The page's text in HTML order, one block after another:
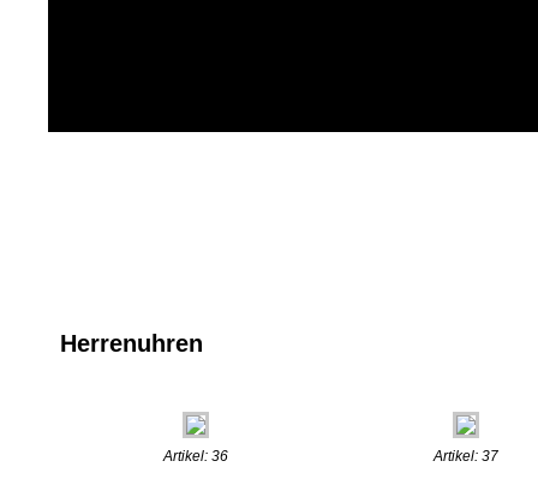
Herrenuhren
Artikel: 36 Artikel: 37